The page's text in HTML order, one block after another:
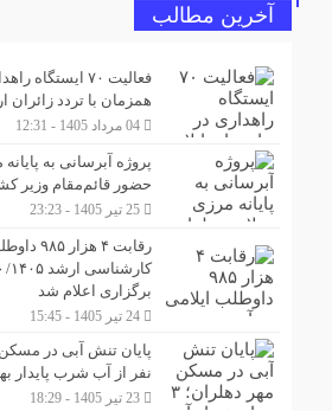
آخرین مطالب
فعالیت ۷۰
همزمان با تردد زائران
04 مرداد 1405 - 12:31
پروژه آبرسانی به
حضور قائم‌مقام وزیر
25 تیر 1405 - 23:23
رقابت ۴
برگزاری اعلام شد
24 تیر 1405 - 15:45
نفر از آب شرب پایدار
23 تیر 1405 - 18:29